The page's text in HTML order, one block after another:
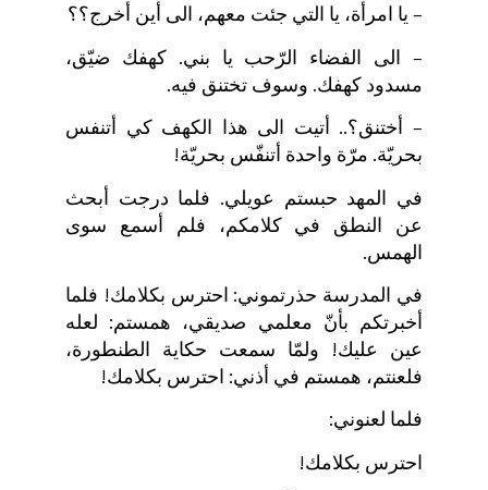
– يا امرأة، يا التي جئت معهم، الى أين أخرج؟؟
– الى الفضاء الرّحب يا بني. كهفك ضيّق،
مسدود كهفك. وسوف تختنق فيه.
– أختنق؟.. أتيت الى هذا الكهف كي أتنفس
بحريّة. مرّة واحدة أتنفّس بحريّة!
في المهد حبستم عويلي. فلما درجت أبحث
عن النطق في كلامكم، فلم أسمع سوى
الهمس.
في المدرسة حذرتموني: احترس بكلامك! فلما
أخبرتكم بأنّ معلمي صديقي، همستم: لعله
عين عليك! ولمّا سمعت حكاية الطنطورة،
فلعنتم، همستم في أذني: احترس بكلامك!
فلما لعنوني:
احترس بكلامك!